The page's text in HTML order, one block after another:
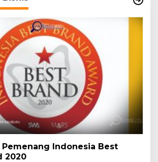
Indonesia Best
2020